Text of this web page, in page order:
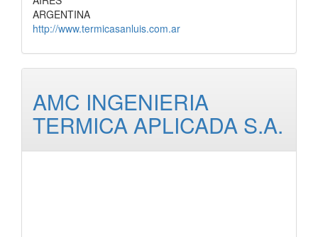
ARGENTINA
http://www.termicasanluis.com.ar
AMC INGENIERIA
TERMICA APLICADA S.A.